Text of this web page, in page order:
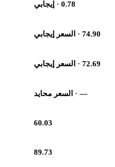
0.78· إيجابي
74.90· السعر إيجابي
72.69· السعر إيجابي
—· السعر محايد
60.03
89.73